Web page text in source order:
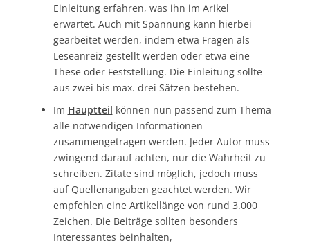
Einleitung erfahren, was ihn im Arikel
erwartet. Auch mit Spannung kann hierbei
gearbeitet werden, indem etwa Fragen als
Leseanreiz gestellt werden oder etwa eine
These oder Feststellung. Die Einleitung sollte
aus zwei bis max. drei Sätzen bestehen.
Im Hauptteil können nun passend zum Thema
alle notwendigen Informationen
zusammengetragen werden. Jeder Autor muss
zwingend darauf achten, nur die Wahrheit zu
schreiben. Zitate sind möglich, jedoch muss
auf Quellenangaben geachtet werden. Wir
empfehlen eine Artikellänge von rund 3.000
Zeichen. Die Beiträge sollten besonders
Interessantes beinhalten,